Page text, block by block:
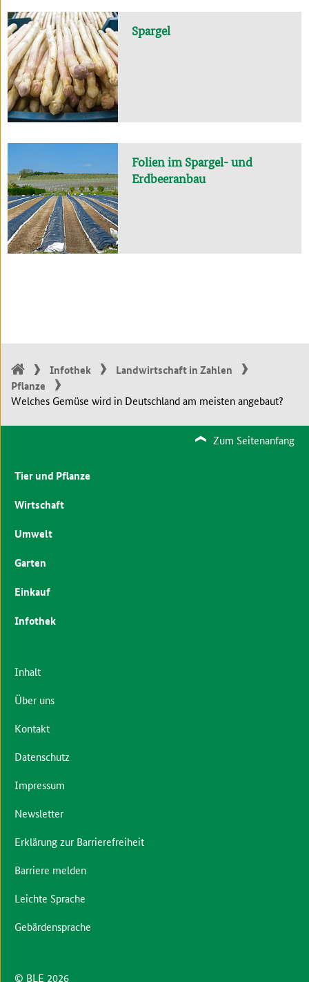
Spargel
Folien im Spargel- und
Erdbeeranbau
Infothek
Landwirtschaft in Zahlen
Pflanze
Welches Gemüse wird in Deutschland am meisten angebaut?
Zum Seitenanfang
Tier und Pflanze
Wirtschaft
Umwelt
Garten
Einkauf
Infothek
© BLE 2026
Inhalt
Über uns
Kontakt
Datenschutz
Impressum
Newsletter
Erklärung zur Barrierefreiheit
Barriere melden
Leichte Sprache
Gebärdensprache